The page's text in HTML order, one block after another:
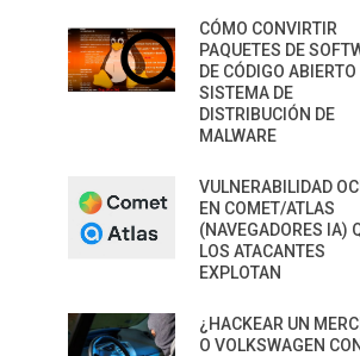
CÓMO CONVIRTIR
PAQUETES DE
DE CÓDIGO ABIERTO
SISTEMA DE
DISTRIBUCIÓN DE
MALWARE
VULNERABILIDAD
EN COMET/ATLAS
(NAVEGADORES IA)
LOS ATACANTES
EXPLOTAN
¿HACKEAR UN
O VOLKSWAGEN CON